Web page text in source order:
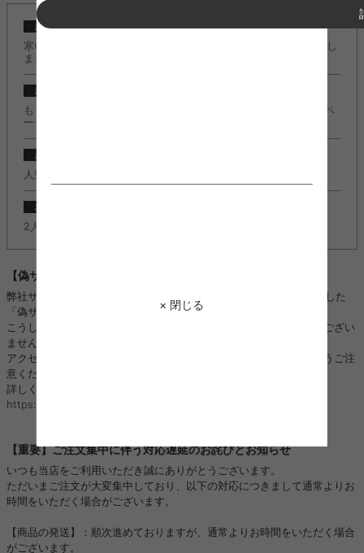
× 閉じる
お知らせ 2024/10/23
寒い季節もこたつでぬくぬく快適に♪『こたつ特集』ページ公開し
ました。
お知らせ
もうすぐクリスマスの季節！『クリスマスコレクション2024』ペ
ージ公開しました。
お知らせ
人気のＬ字デスク『Fine(ファイン)』に新カラー追加しました。
お知らせ
2人掛けソファ『Moss(モス)』に新カラー追加しました。
【偽サイトにご注意ください】
弊社サイトのロゴ・画像などを不正に使用し、kagu350になりすました
「偽サイト」や「偽SNSアカウント」を複数確認しております。
こうした「偽サイト」「偽SNSアカウント」は、当店と全く関係がござい
ません。
アクセス、ご注文、お振り込み、個人情報のやり取りをされないようご注
意ください。
詳しくはこちら：
https://kagu350.com/phishing
【重要】ご注文集中に伴う対応遅延のお詫びとお知らせ
いつも当店をご利用いただき誠にありがとうございます。
ただいまご注文が大変集中しており、以下の対応につきまして通常よりお
時間をいただく場合がございます。
【商品の発送】：順次進めておりますが、通常よりお時間をいただく場合
がございます。